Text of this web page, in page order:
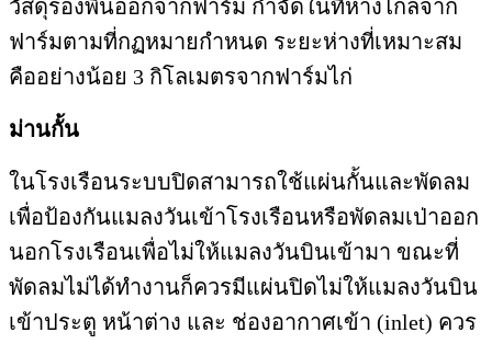
วัสดุรองพื้นออกจากฟาร์ม กำจัดในที่ห่างไกลจาก
ฟาร์มตามที่กฏหมายกำหนด ระยะห่างที่เหมาะสม
คืออย่างน้อย 3 กิโลเมตรจากฟาร์มไก่
ม่านกั้น
ในโรงเรือนระบบปิดสามารถใช้แผ่นกั้นและพัดลม
เพื่อป้องกันแมลงวันเข้าโรงเรือนหรือพัดลมเป่าออก
นอกโรงเรือนเพื่อไม่ให้แมลงวันบินเข้ามา ขณะที่
พัดลมไม่ได้ทำงานก็ควรมีแผ่นปิดไม่ให้แมลงวันบิน
เข้าประตู หน้าต่าง และ ช่องอากาศเข้า (inlet) ควร